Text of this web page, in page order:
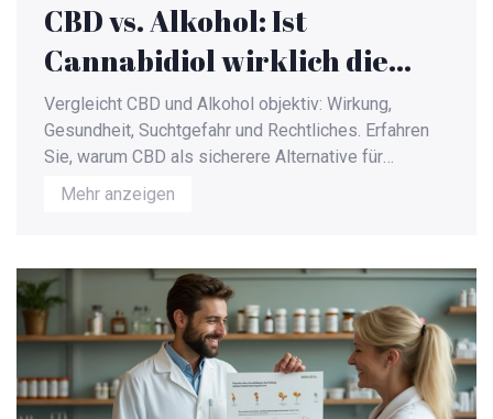
CBD vs. Alkohol: Ist
Cannabidiol wirklich die
bessere Alternative?
Vergleicht CBD und Alkohol objektiv: Wirkung,
Gesundheit, Suchtgefahr und Rechtliches. Erfahren
Sie, warum CBD als sicherere Alternative für
Entspannung und Schlaf gilt.
Mehr anzeigen